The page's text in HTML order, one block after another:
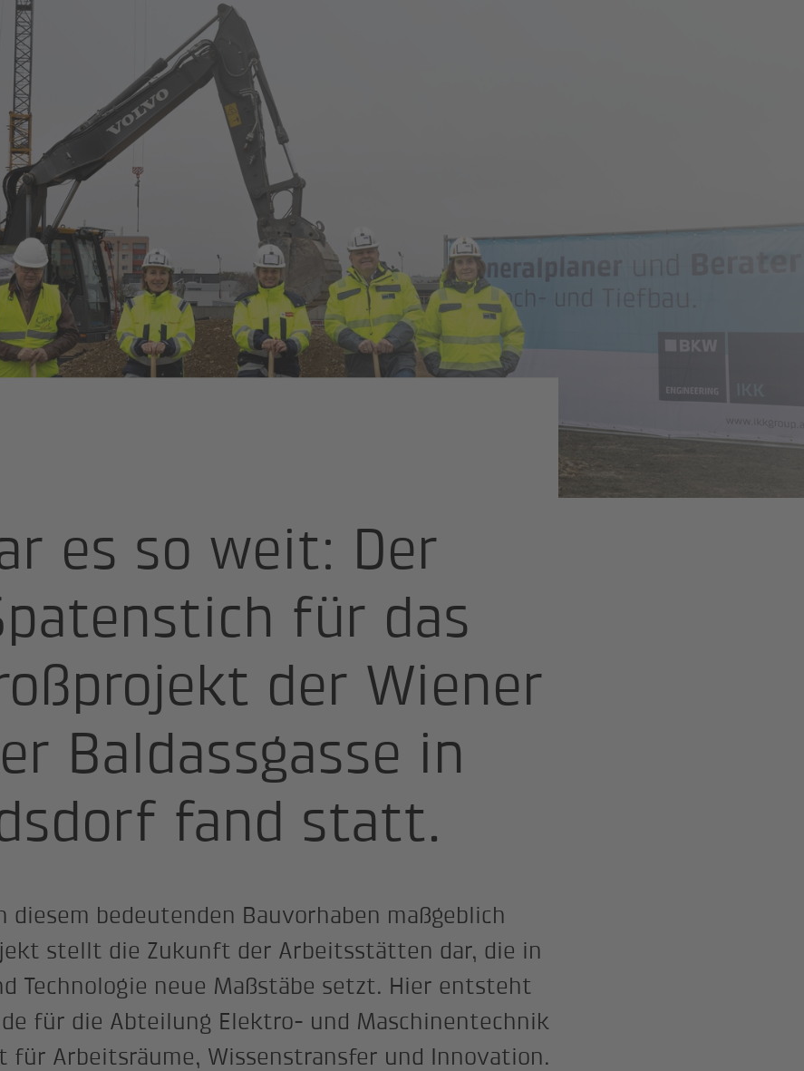
es so weit: Der
für das
der Wiener
Baldassgasse in
fand statt.
diesem bedeutenden Bauvorhaben maßgeblich
stellt die Zukunft der Arbeitsstätten dar, die in
Technologie neue Maßstäbe setzt. Hier entsteht
für die Abteilung Elektro- und Maschinentechnik
für Arbeitsräume, Wissenstransfer und Innovation.